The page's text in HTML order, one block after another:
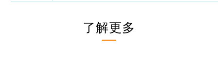
了解更多